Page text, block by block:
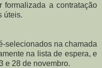
formalizada a contratação
úteis.
selecionados na chamada
na lista de espera, e
e 28 de novembro.